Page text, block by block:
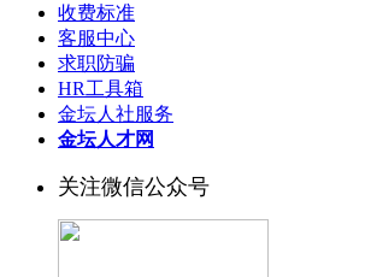
收费标准
客服中心
求职防骗
HR工具箱
金坛人社服务
金坛人才网
关注微信公众号